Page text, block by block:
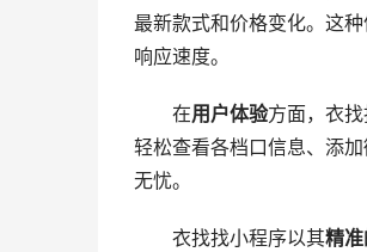
最新款式和价格变化。这
响应速度。
在用户体验方面，衣
轻松查看各档口信息、添
无忧。
衣找找小程序以其精